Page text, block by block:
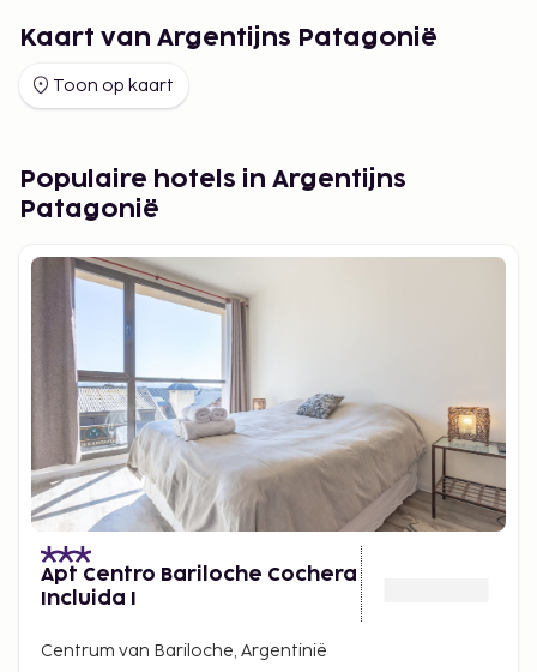
Kaart van Argentijns Patagonië
Toon op kaart
Populaire hotels in Argentijns
Patagonië
Apt Centro Bariloche Cochera
Incluida I
Centrum van Bariloche, Argentinië